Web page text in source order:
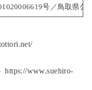
号／鳥取県公
www.suehiro-